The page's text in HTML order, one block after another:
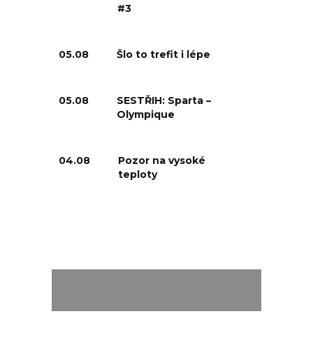
#3
05.08 Šlo to trefit i lépe
05.08
SESTŘIH: Sparta –
Olympique
04.08
Pozor na vysoké
teploty